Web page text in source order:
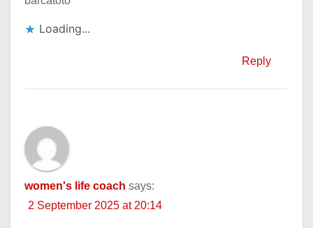
Loading...
Reply
women's life coach says:
2 September 2025 at 20:14